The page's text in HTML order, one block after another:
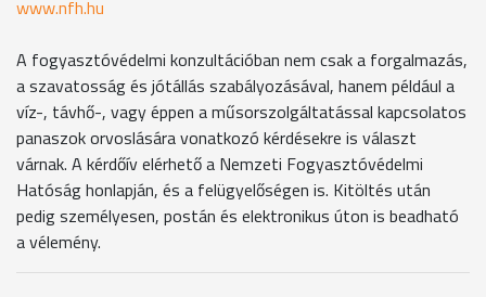
www.nfh.hu
A fogyasztóvédelmi konzultációban nem csak a forgalmazás,
a szavatosság és jótállás szabályozásával, hanem például a
víz-, távhő-, vagy éppen a műsorszolgáltatással kapcsolatos
panaszok orvoslására vonatkozó kérdésekre is választ
várnak. A kérdőív elérhető a Nemzeti Fogyasztóvédelmi
Hatóság honlapján, és a felügyelőségen is. Kitöltés után
pedig személyesen, postán és elektronikus úton is beadható
a vélemény.